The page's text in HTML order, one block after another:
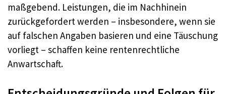
maßgebend. Leistungen, die im Nachhinein
zurückgefordert werden – insbesondere, wenn sie
auf falschen Angaben basieren und eine Täuschung
vorliegt – schaffen keine rentenrechtliche
Anwartschaft.